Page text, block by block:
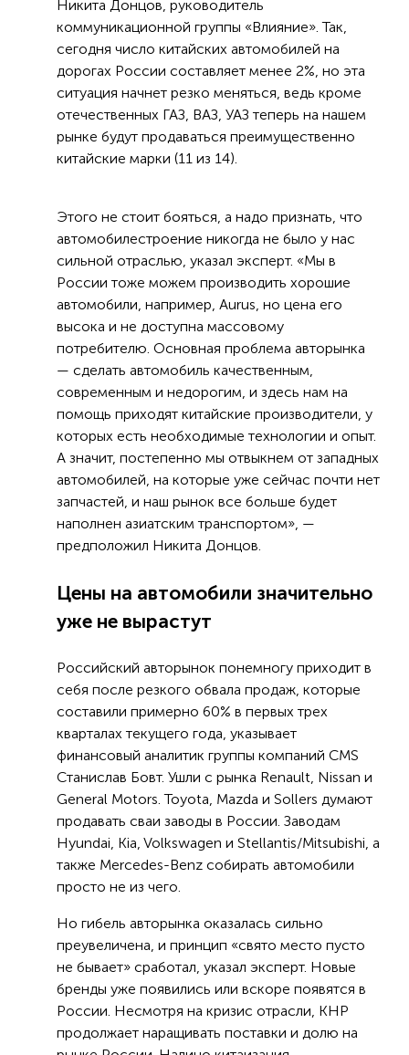
Никита Донцов, руководитель
коммуникационной группы «Влияние». Так,
сегодня число китайских автомобилей на
дорогах России составляет менее 2%, но эта
ситуация начнет резко меняться, ведь кроме
отечественных ГАЗ, ВАЗ, УАЗ теперь на нашем
рынке будут продаваться преимущественно
китайские марки (11 из 14).
Этого не стоит бояться, а надо признать, что
автомобилестроение никогда не было у нас
сильной отраслью, указал эксперт. «Мы в
России тоже можем производить хорошие
автомобили, например, Aurus, но цена его
высока и не доступна массовому
потребителю. Основная проблема авторынка
— сделать автомобиль качественным,
современным и недорогим, и здесь нам на
помощь приходят китайские производители, у
которых есть необходимые технологии и опыт.
А значит, постепенно мы отвыкнем от западных
автомобилей, на которые уже сейчас почти нет
запчастей, и наш рынок все больше будет
наполнен азиатским транспортом», —
предположил Никита Донцов.
Цены на автомобили значительно
уже не вырастут
Российский авторынок понемногу приходит в
себя после резкого обвала продаж, которые
составили примерно 60% в первых трех
кварталах текущего года, указывает
финансовый аналитик группы компаний CMS
Станислав Бовт. Ушли с рынка Renault, Nissan и
General Motors. Toyota, Mazda и Sollers думают
продавать сваи заводы в России. Заводам
Hyundai, Kia, Volkswagen и Stellantis/Mitsubishi, а
также Mercedes-Benz собирать автомобили
просто не из чего.
Но гибель авторынка оказалась сильно
преувеличена, и принцип «свято место пусто
не бывает» сработал, указал эксперт. Новые
бренды уже появились или вскоре появятся в
России. Несмотря на кризис отрасли, КНР
продолжает наращивать поставки и долю на